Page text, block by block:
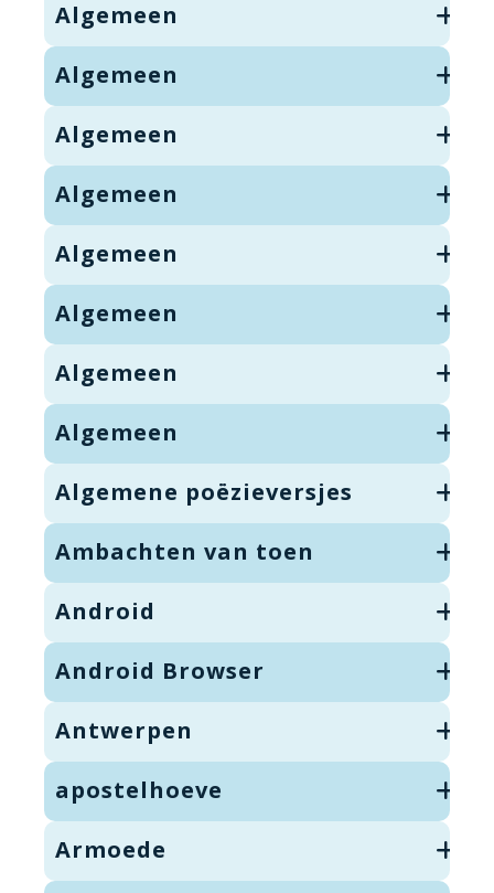
Algemeen
Algemeen
Algemeen
Algemeen
Algemeen
Algemeen
Algemeen
Algemeen
Algemene poëzieversjes
Ambachten van toen
Android
Android Browser
Antwerpen
apostelhoeve
Armoede